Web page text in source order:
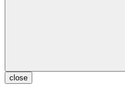
close